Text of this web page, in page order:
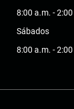
8:00 a.m. -
Sábados
8:00 a.m. -